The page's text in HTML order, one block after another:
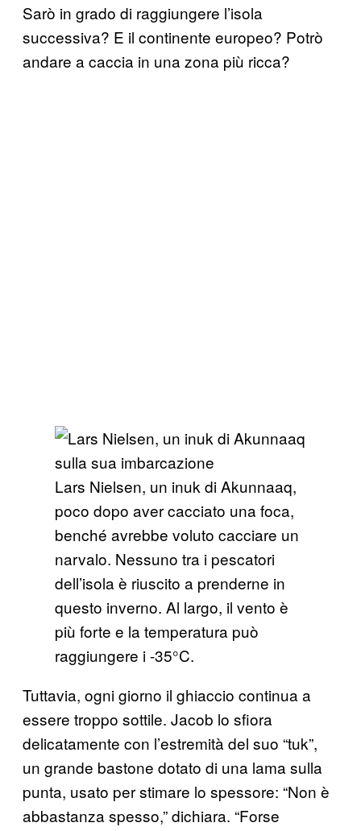
Sarò in grado di raggiungere l’isola
successiva? E il continente europeo? Potrò
andare a caccia in una zona più ricca?
Lars Nielsen, un inuk di Akunnaaq,
poco dopo aver cacciato una foca,
benché avrebbe voluto cacciare un
narvalo. Nessuno tra i pescatori
dell’isola è riuscito a prenderne in
questo inverno. Al largo, il vento è
più forte e la temperatura può
raggiungere i -35°C.
Tuttavia, ogni giorno il ghiaccio continua a
essere troppo sottile. Jacob lo sfiora
delicatamente con l’estremità del suo “tuk”,
un grande bastone dotato di una lama sulla
punta, usato per stimare lo spessore: “Non è
abbastanza spesso,” dichiara. “Forse